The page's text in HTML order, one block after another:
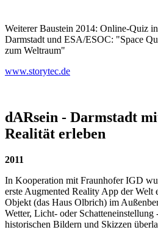
Weiterer Baustein 2014: Online-Quiz
Darmstadt und ESA/ESOC: "Space
zum Weltraum"
www.storytec.de
dARsein - Darmstadt
Realität erleben
2011
In Kooperation mit Fraunhofer IGD
erste Augmented Reality App der
Objekt (das Haus Olbrich) im
Wetter, Licht- oder
historischen Bildern und Skizzen